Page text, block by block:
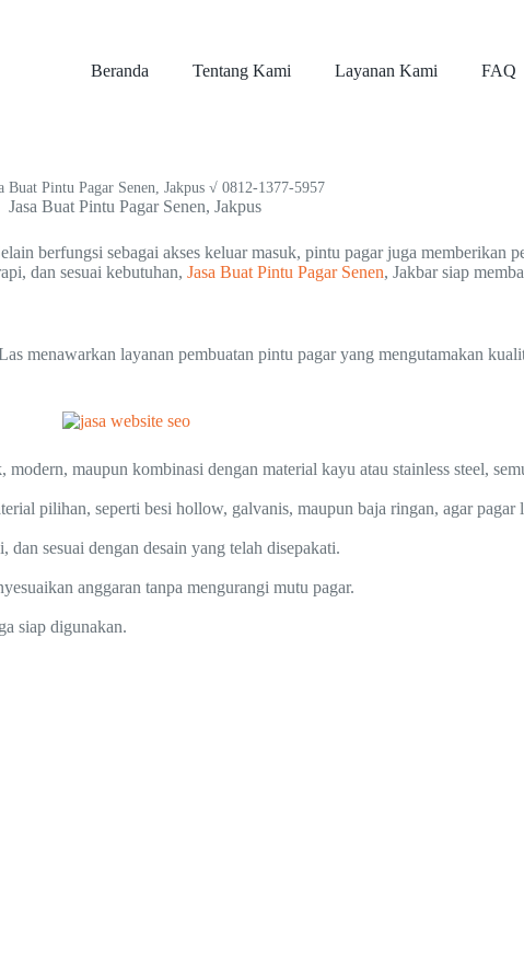
Beranda Tentang Kami Layanan Kami FAQ
Buat Pintu Pagar Senen, Jakpus √ 0812-1377-5957
berfungsi sebagai akses keluar masuk, pintu pagar juga memberikan
dan sesuai kebutuhan, Jasa Buat Pintu Pagar Senen, Jakbar siap
menawarkan layanan pembuatan pintu pagar yang mengutamakan
maupun kombinasi dengan material kayu atau stainless steel,
pilihan, seperti besi hollow, galvanis, maupun baja ringan, agar pagar
sesuai dengan desain yang telah disepakati.
anggaran tanpa mengurangi mutu pagar.
siap digunakan.